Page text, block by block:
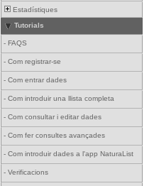
Estadístiques
Tutorials
- FAQS
- Com registrar-se
- Com entrar dades
- Com introduir una llista completa
- Com consultar i editar dades
- Com fer consultes avançades
- Com introduir dades a l'app NaturaList
- Verificacions